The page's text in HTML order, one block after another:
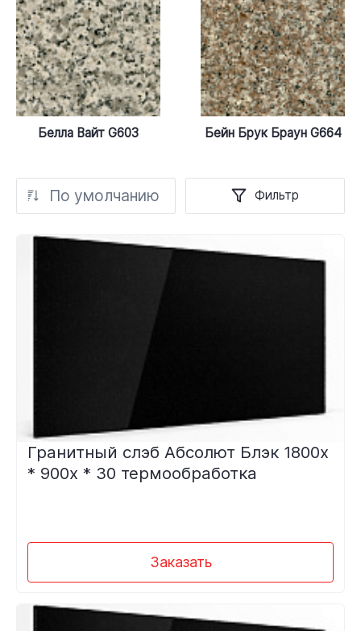
Белла Вайт G603 Бейн Брук Браун G664
По умолчанию Фильтр
Гранитный слэб Абсолют Блэк 1800х
* 900х * 30 термообработка
Заказать